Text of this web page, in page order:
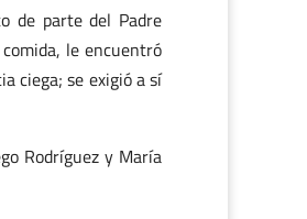
de parte del Padre
le encuentró
ciega; se exigió a sí
Rodríguez y María